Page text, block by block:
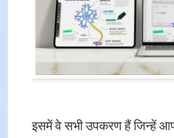
इसमें वे सभी उपकरण हैं जिन्हें